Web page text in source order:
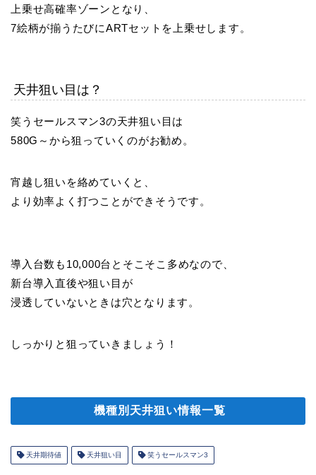
上乗せ高確率ゾーンとなり、
7絵柄が揃うたびにARTセットを上乗せします。
天井狙い目は？
笑うセールスマン3の天井狙い目は
580G～から狙っていくのがお勧め。
宵越し狙いを絡めていくと、
より効率よく打つことができそうです。
導入台数も10,000台とそこそこ多めなので、
新台導入直後や狙い目が
浸透していないときは穴となります。
しっかりと狙っていきましょう！
機種別天井狙い情報一覧
天井期待値 天井狙い目 笑うセールスマン3